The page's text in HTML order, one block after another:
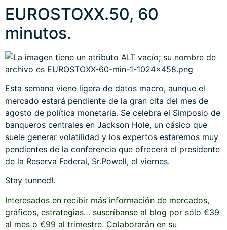
EUROSTOXX.50, 60
minutos.
Esta semana viene ligera de datos macro, aunque el
mercado estará pendiente de la gran cita del mes de
agosto de política monetaria. Se celebra el Simposio de
banqueros centrales en Jackson Hole, un cásico que
suele generar volatilidad y los expertos estaremos muy
pendientes de la conferencia que ofrecerá el presidente
de la Reserva Federal, Sr.Powell, el viernes.
Stay tunned!.
Interesados en recibir más información de mercados,
gráficos, estrategias… suscríbanse al blog por sólo €39
al mes o €99 al trimestre. Colaborarán en su